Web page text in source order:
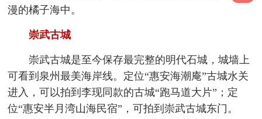
漫的橘子海中。
崇武古城
崇武古城是至今保存最完整的明代石城，城墙上
可看到泉州最美海岸线。定位“惠安海潮庵”古城水关
进入，可以拍到李现同款的古城“跑马道大片”；定
位“惠安半月湾山海民宿”，可拍到崇武古城东门。